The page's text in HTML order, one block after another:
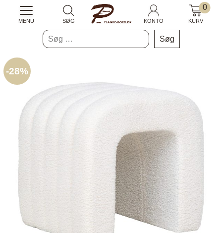
Søg
efter:
MENU SØG KONTO
0
KURV
-28%